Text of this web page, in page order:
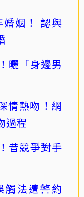
姻！ 認與
曬「身邊男
情熱吻！網
過程
昔競爭對手
觸法遭警約